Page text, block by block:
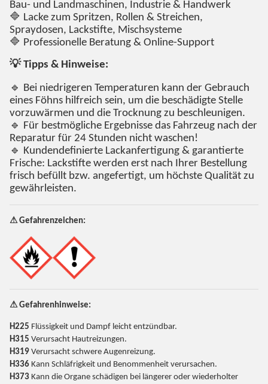
Bau- und Landmaschinen, Industrie & Handwerk
🔷 Lacke zum Spritzen, Rollen & Streichen,
Spraydosen, Lackstifte, Mischsysteme
🔷 Professionelle Beratung & Online-Support
💡 Tipps & Hinweise:
🔹 Bei niedrigeren Temperaturen kann der Gebrauch
eines Föhns hilfreich sein, um die beschädigte Stelle
vorzuwärmen und die Trocknung zu beschleunigen.
🔹 Für bestmögliche Ergebnisse das Fahrzeug nach der
Reparatur für 24 Stunden nicht waschen!
🔹 Kundendefinierte Lackanfertigung & garantierte
Frische: Lackstifte werden erst nach Ihrer Bestellung
frisch befüllt bzw. angefertigt, um höchste Qualität zu
gewährleisten.
⚠ Gefahrenzeichen:
⚠ Gefahrenhinweise:
H225 Flüssigkeit und Dampf leicht entzündbar.
H315 Verursacht Hautreizungen.
H319 Verursacht schwere Augenreizung.
H336 Kann Schläfrigkeit und Benommenheit verursachen.
H373 Kann die Organe schädigen bei längerer oder wiederholter